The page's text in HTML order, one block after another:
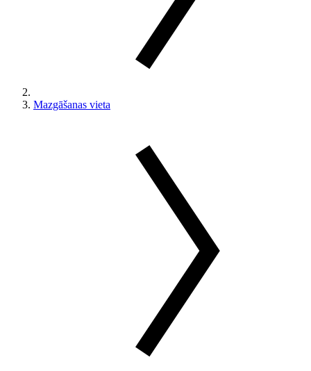
Mazgāšanas vieta